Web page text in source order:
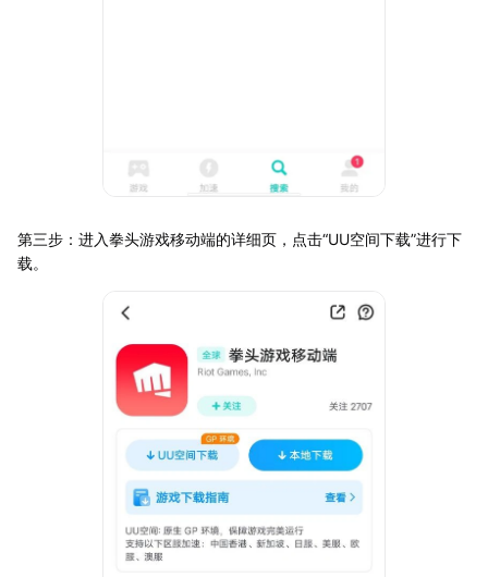
第三步：进入拳头游戏移动端的详细页，点击“UU空间下载”进行下
载。